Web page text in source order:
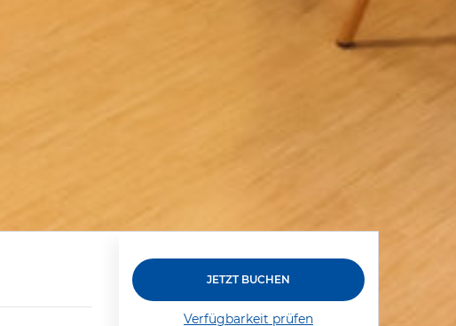
JETZT BUCHEN
Verfügbarkeit prüfen